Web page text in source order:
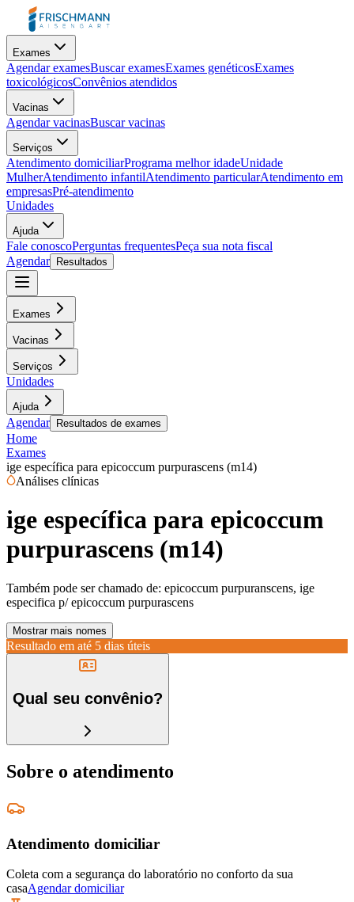
Exames
Agendar examesBuscar examesExames genéticosExames
toxicológicosConvênios atendidos
Vacinas
Agendar vacinasBuscar vacinas
Serviços
Atendimento domiciliarPrograma melhor idadeUnidade
MulherAtendimento infantilAtendimento particularAtendimento em
empresasPré-atendimento
Unidades
Ajuda
Fale conoscoPerguntas frequentesPeça sua nota fiscal
Agendar
Resultados
Exames
Vacinas
Serviços
Unidades
Ajuda
Agendar Resultados de exames
Home
Exames
ige específica para epicoccum purpurascens (m14)
Análises clínicas
ige específica para epicoccum
purpurascens (m14)
Também pode ser chamado de: epicoccum purpuranscens, ige
especifica p/ epicoccum purpurascens
Mostrar mais nomes
Resultado em até 5 dias úteis
Qual seu convênio?
Sobre o atendimento
Atendimento domiciliar
Coleta com a segurança do laboratório no conforto da sua
casaAgendar domiciliar